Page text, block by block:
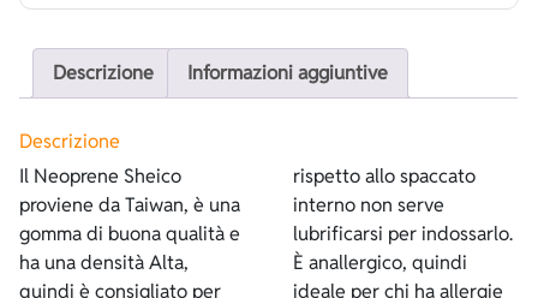
Descrizione Informazioni aggiuntive
Descrizione
Il Neoprene Sheico
proviene da Taiwan, è una
gomma di buona qualità e
ha una densità Alta,
quindi è consigliato per
rispetto allo spaccato
interno non serve
lubrificarsi per indossarlo.
È anallergico, quindi
ideale per chi ha allergie